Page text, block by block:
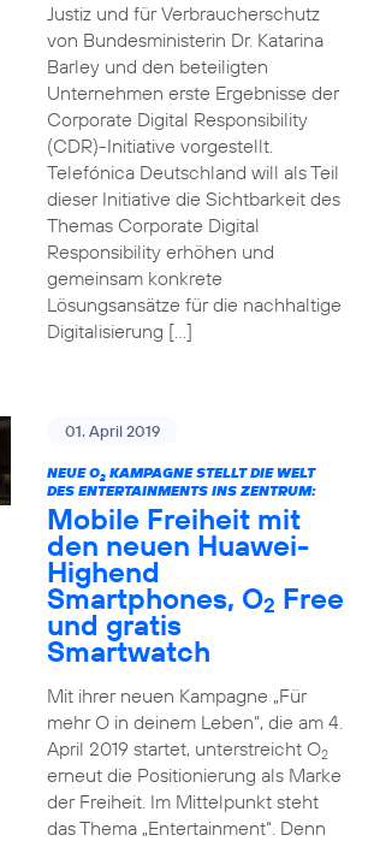
Justiz und für Verbraucherschutz
von Bundesministerin Dr. Katarina
Barley und den beteiligten
Unternehmen erste Ergebnisse der
Corporate Digital Responsibility
(CDR)-Initiative vorgestellt.
Telefónica Deutschland will als Teil
dieser Initiative die Sichtbarkeit des
Themas Corporate Digital
Responsibility erhöhen und
gemeinsam konkrete
Lösungsansätze für die nachhaltige
Digitalisierung […]
01. April 2019
NEUE O2KAMPAGNE STELLT DIE WELT
DES ENTERTAINMENTS INS ZENTRUM:
Mobile Freiheit mit
den neuen Huawei-
Highend
Smartphones, O2 Free
und gratis
Smartwatch
Mit ihrer neuen Kampagne „Für
mehr O in deinem Leben“, die am 4.
April 2019 startet, unterstreicht O2
erneut die Positionierung als Marke
der Freiheit. Im Mittelpunkt steht
das Thema „Entertainment“. Denn